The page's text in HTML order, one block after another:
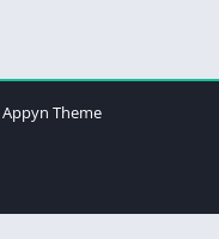
Appyn Theme